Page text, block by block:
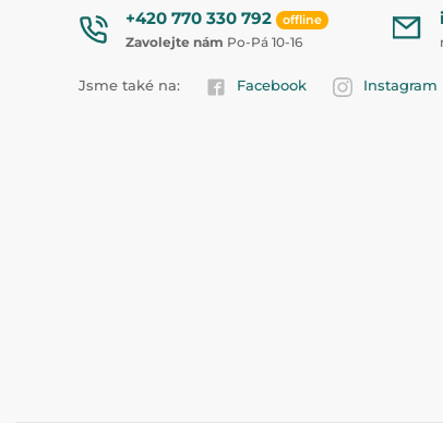
+420 770 330 792 offline
Zavolejte nám Po-Pá 10-16
Jsme také na: Facebook Instagram